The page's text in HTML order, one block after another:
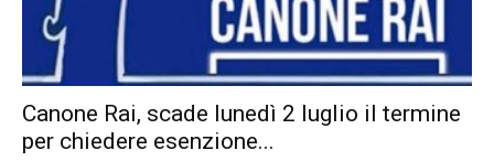
Canone Rai, scade lunedì 2 luglio il termine
per chiedere esenzione...